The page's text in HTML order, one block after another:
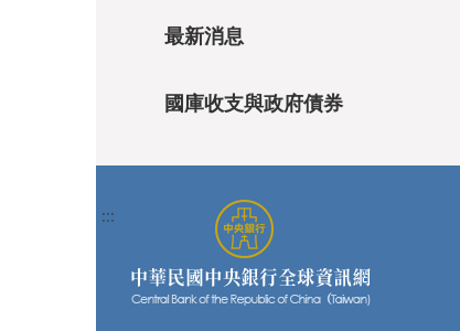
最新消息
國庫收支與政府債券
:::